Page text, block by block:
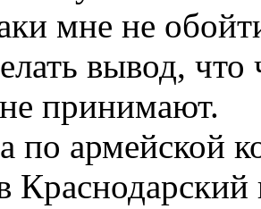
мне не
вывод,
принимают.
по армейской